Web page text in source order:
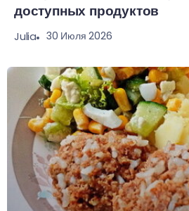
доступных продуктов
Julia 30 Июля 2026